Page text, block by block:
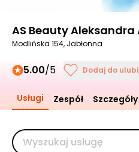
AS Beauty
Modlińska 154, Jabłonna
5.00/5 Dodaj do
Usługi Zespół Szczegóły